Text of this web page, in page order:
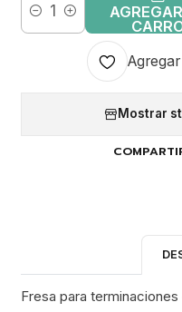
Cantidad
Mostrar
Fresa para